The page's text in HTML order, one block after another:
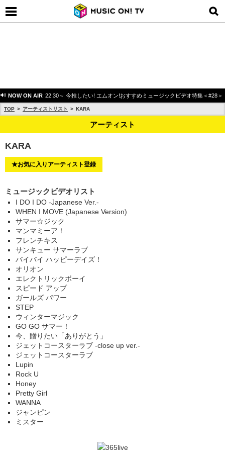
NOW ON AIR 22:30～ 今推したい! エムオン!おすすめミュージックビデオ特集＜#28＞
TOP アーティストリスト KARA
アーティスト
KARA
★お気に入りアーティスト登録
ミュージックビデオリスト
I DO I DO -Japanese Ver.-
WHEN I MOVE (Japanese Version)
サマー☆ジック
マンマミーア！
フレンチキス
サンキュー サマーラブ
バイバイ ハッピーデイズ！
オリオン
エレクトリックボーイ
スピード アップ
ガールズ パワー
STEP
ウィンターマジック
GO GO サマー！
今、贈りたい「ありがとう」
ジェットコースターラブ -close up ver.-
ジェットコースターラブ
Lupin
Rock U
Honey
Pretty Girl
WANNA
ジャンピン
ミスター